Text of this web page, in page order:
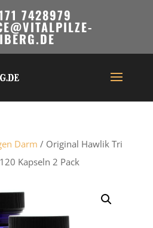
7428979
Darm / Original Hawlik Tri
Kapseln 2 Pack